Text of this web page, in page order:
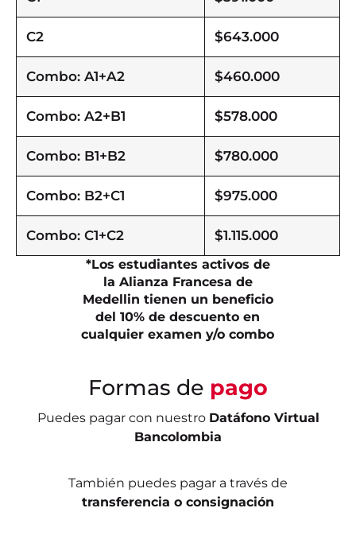
C2 $643.000
Combo: A1+A2 $460.000
Combo: A2+B1 $578.000
Combo: B1+B2 $780.000
Combo: B2+C1 $975.000
Combo: C1+C2 $1.115.000
*Los estudiantes activos de
la Alianza Francesa de
Medellin tienen un beneficio
del 10% de descuento en
cualquier examen y/o combo
Formas de pago
Puedes pagar con nuestro Datáfono Virtual
Bancolombia
También puedes pagar a través de
transferencia o consignación